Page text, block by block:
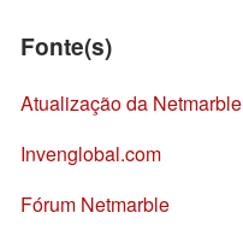
Fonte(s)
Atualização da Netmarble
Invenglobal.com
Fórum Netmarble